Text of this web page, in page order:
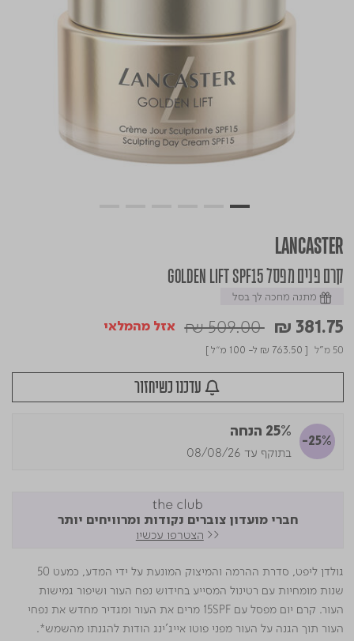
LANCASTER
קרם פנים מפסל GOLDEN LIFT SPF15
מתנה מחכה לך בסל
Price reduced from
₪ 509.00to₪ 381.75 אזל מהמלאי
50 מ"ל [
₪ 763.50 ל- 100 מ"ל ]
-25%
25% הנחה
בתוקף עד 08/08/26
חברי מועדון צוברים נקודות ומרוויחים יותר
<< הצטרפו עכשיו
גולדן ליפט, סדרת ההרמה והמיצוק המונעת על ידי המדע, כמעט 50
שנות מומחיות עם רטינול המסייע בחידוש נפח העור ושיפור גמישות
העור. קרם יום מפסל עם 15SPF מרים את העור ומגדיר מחדש את נפחי
העור תוך הגנה על העור מפני פוטו אייג'ינג הודות להגנתו מהשמש*.